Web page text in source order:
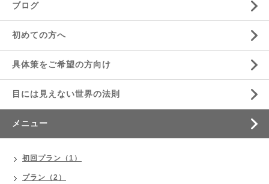
ブログ
初めての方へ
具体策をご希望の方向け
目には見えない世界の法則
メニュー
初回プラン（1）
プラン（2）